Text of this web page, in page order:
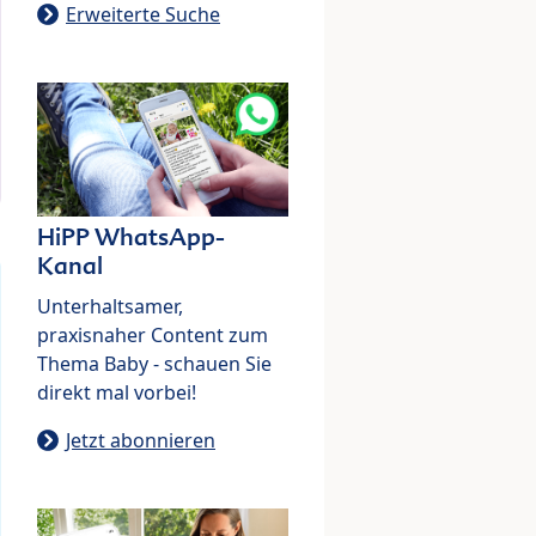
Erweiterte Suche
HiPP WhatsApp-
Kanal
Unterhaltsamer,
praxisnaher Content zum
Thema Baby - schauen Sie
direkt mal vorbei!
Jetzt abonnieren